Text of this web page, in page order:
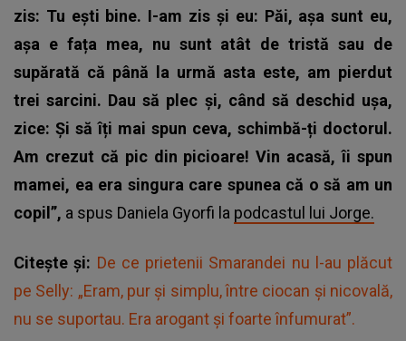
zis: Tu ești bine. I-am zis și eu: Păi, așa sunt eu,
așa e fața mea, nu sunt atât de tristă sau de
supărată că până la urmă asta este, am pierdut
trei sarcini. Dau să plec și, când să deschid ușa,
zice: Și să îți mai spun ceva, schimbă-ți doctorul.
Am crezut că pic din picioare! Vin acasă, îi spun
mamei, ea era singura care spunea că o să am un
copil”, a spus Daniela Gyorfi la podcastul lui Jorge.
Citește și: De ce prietenii Smarandei nu l-au plăcut
pe Selly: „Eram, pur și simplu, între ciocan și nicovală,
nu se suportau. Era arogant și foarte înfumurat”.